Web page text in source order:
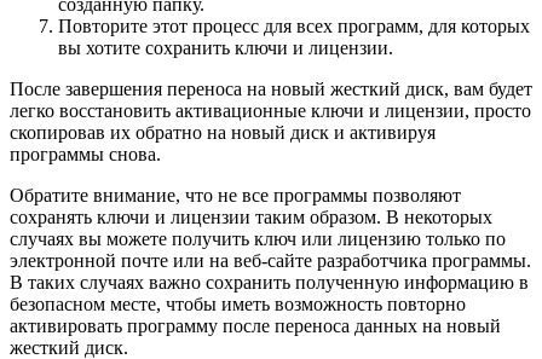
созданную папку.
Повторите этот процесс для всех программ, для которых
вы хотите сохранить ключи и лицензии.
После завершения переноса на новый жесткий диск, вам будет
легко восстановить активационные ключи и лицензии, просто
скопировав их обратно на новый диск и активируя
программы снова.
Обратите внимание, что не все программы позволяют
сохранять ключи и лицензии таким образом. В некоторых
случаях вы можете получить ключ или лицензию только по
электронной почте или на веб-сайте разработчика программы.
В таких случаях важно сохранить полученную информацию в
безопасном месте, чтобы иметь возможность повторно
активировать программу после переноса данных на новый
жесткий диск.